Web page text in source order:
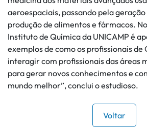
aeroespaciais, passando pela
produção de alimentos e fármacos.
Instituto de Química da UNICAMP é
exemplos de como os profissionais de
interagir com profissionais das áreas
para gerar novos conhecimentos e
mundo melhor”, conclui o estudioso.
Voltar